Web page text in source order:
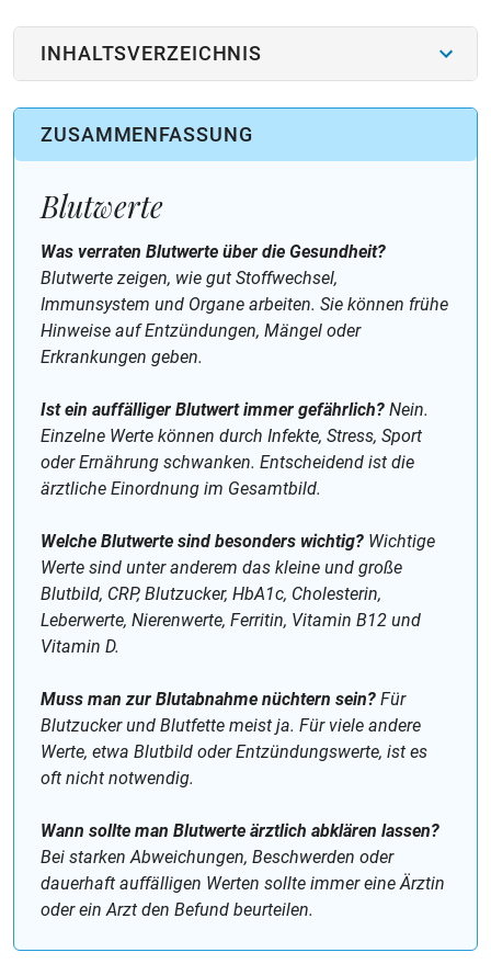
INHALTSVERZEICHNIS
ZUSAMMENFASSUNG
Blutwerte
Was verraten Blutwerte über die Gesundheit?
Blutwerte zeigen, wie gut Stoffwechsel,
Immunsystem und Organe arbeiten. Sie können frühe
Hinweise auf Entzündungen, Mängel oder
Erkrankungen geben.
Ist ein auffälliger Blutwert immer gefährlich? Nein.
Einzelne Werte können durch Infekte, Stress, Sport
oder Ernährung schwanken. Entscheidend ist die
ärztliche Einordnung im Gesamtbild.
Welche Blutwerte sind besonders wichtig? Wichtige
Werte sind unter anderem das kleine und große
Blutbild, CRP, Blutzucker, HbA1c, Cholesterin,
Leberwerte, Nierenwerte, Ferritin, Vitamin B12 und
Vitamin D.
Muss man zur Blutabnahme nüchtern sein? Für
Blutzucker und Blutfette meist ja. Für viele andere
Werte, etwa Blutbild oder Entzündungswerte, ist es
oft nicht notwendig.
Wann sollte man Blutwerte ärztlich abklären lassen?
Bei starken Abweichungen, Beschwerden oder
dauerhaft auffälligen Werten sollte immer eine Ärztin
oder ein Arzt den Befund beurteilen.